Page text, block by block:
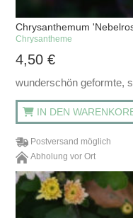
Chrysanthemum
Chrysantheme
4,50€
wunderschön geformte,
IN DEN
Postversand möglich
Abholung vor Ort